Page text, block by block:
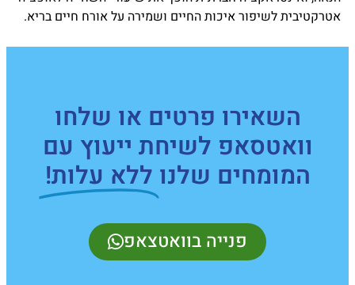
אטרקטיבית לשיפור איכות החיים ושמירה על אורח חיים בריא.
השאירו פרטים או שלחו
וואטסאפ לשיחת ייעוץ עם
המומחים שלנו ללא עלות!
פנייה בוואטצאפ